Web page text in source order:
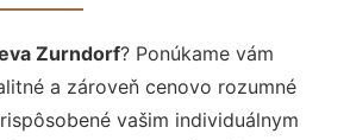
Zurndorf? Ponúkame vám
a zároveň cenovo rozumné
vašim individuálnym